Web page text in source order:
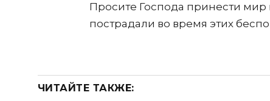
Просите Господа принести мир
пострадали во время этих
ЧИТАЙТЕ ТАКЖЕ: